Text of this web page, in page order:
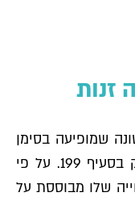
זנות
שמופיעה בסימן
של עבירות זנות והיא מוגדרת בחוק בסעיף 199. על פי
שלו מבוססת על